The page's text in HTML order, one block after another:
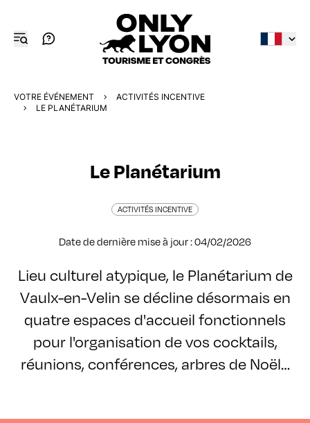
VOTRE ÉVÉNEMENT
ACTIVITÉS INCENTIVE
LE PLANÉTARIUM
Le Planétarium
ACTIVITÉS INCENTIVE
Date de dernière mise à jour : 04/02/2026
Lieu culturel atypique, le Planétarium de
Vaulx-en-Velin se décline désormais en
quatre espaces d'accueil fonctionnels
pour l'organisation de vos cocktails,
réunions, conférences, arbres de Noël…